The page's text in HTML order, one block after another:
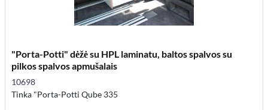
"Porta-Potti" dėžė su HPL laminatu, baltos spalvos su
pilkos spalvos apmušalais
10698
Tinka "Porta-Potti Qube 335